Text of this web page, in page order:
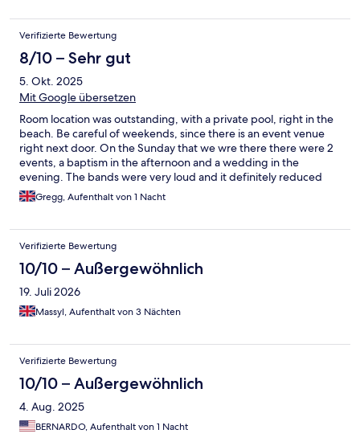
Verifizierte Bewertung
8/10 – Sehr gut
5. Okt. 2025
Mit Google übersetzen
Room location was outstanding, with a private pool, right in the
beach. Be careful of weekends, since there is an event venue
right next door. On the Sunday that we wre there there were 2
events, a baptism in the afternoon and a wedding in the
evening. The bands were very loud and it definitely reduced
the relaxation of our stay.
Gregg, Aufenthalt von 1 Nacht
Verifizierte Bewertung
10/10 – Außergewöhnlich
19. Juli 2026
Massyl, Aufenthalt von 3 Nächten
Verifizierte Bewertung
10/10 – Außergewöhnlich
4. Aug. 2025
BERNARDO, Aufenthalt von 1 Nacht